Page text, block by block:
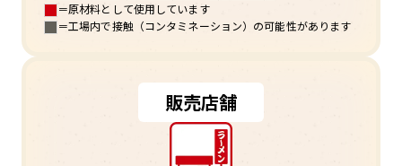
＝原材料として使用しています
＝工場内で接触（コンタミネーション）の可能性があります
販売店舗